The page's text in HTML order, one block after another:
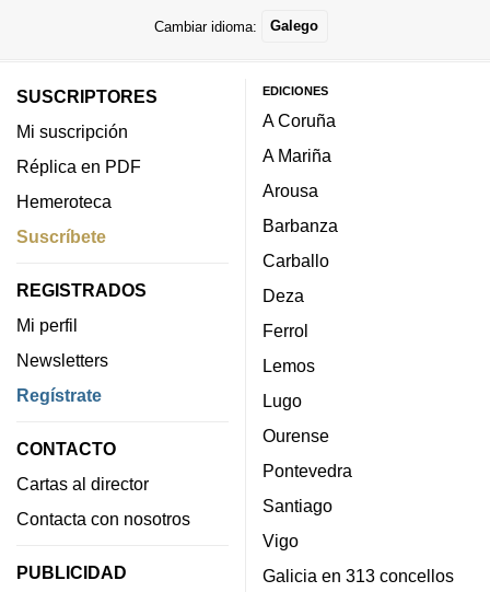
Cambiar idioma: Galego
SUSCRIPTORES
Mi suscripción
Réplica en PDF
Hemeroteca
Suscríbete
REGISTRADOS
Mi perfil
Newsletters
Regístrate
CONTACTO
Cartas al director
Contacta con nosotros
PUBLICIDAD
EDICIONES
A Coruña
A Mariña
Arousa
Barbanza
Carballo
Deza
Ferrol
Lemos
Lugo
Ourense
Pontevedra
Santiago
Vigo
Galicia en 313 concellos